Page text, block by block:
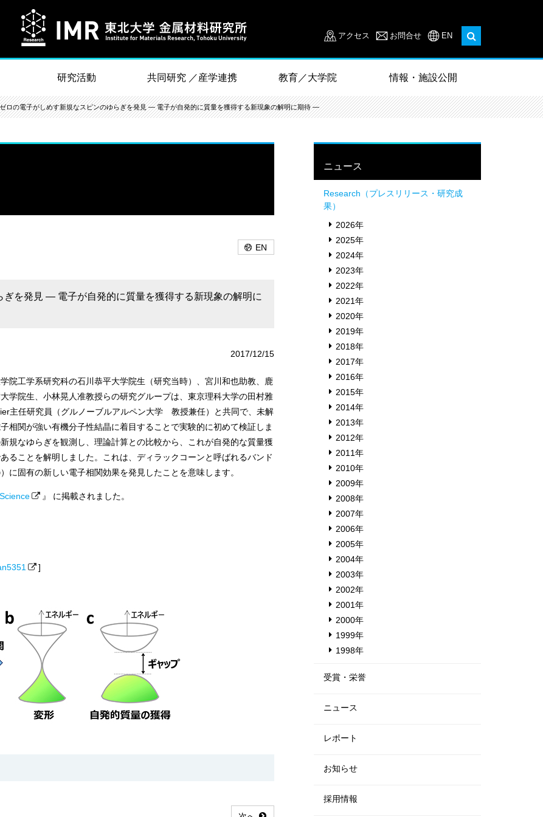
アクセス お問合せ EN
研究活動 共同研究 ／産学連携 教育／大学院 情報・施設公開
ロの電子がしめす新規なスピンのゆらぎを発見 ― 電子が自発的に質量を獲得する新現象の解明に期待 ―
EN
を発見 ― 電子が自発的に質量を獲得する新現象の解明に
2017/12/15
院工学系研究科の石川恭平大学院生（研究当時）、宮川和也助教、鹿
学院生、小林晃人准教授らの研究グループは、東京理科大学の田村雅
主任研究員（グルノーブルアルペン大学 教授兼任）と共同で、未解
相関が強い有機分子性結晶に着目することで実験的に初めて検証しま
規なゆらぎを観測し、理論計算との比較から、これが自発的な質量獲
ることを解明しました。これは、ディラックコーンと呼ばれるバンド
固有の新しい電子相関効果を発見したことを意味します。
Science 』 に掲載されました。
]
ニュース
Research（プレスリリース・研究成
果）
2026年
2025年
2024年
2023年
2022年
2021年
2020年
2019年
2018年
2017年
2016年
2015年
2014年
2013年
2012年
2011年
2010年
2009年
2008年
2007年
2006年
2005年
2004年
2003年
2002年
2001年
2000年
1999年
1998年
受賞・栄誉
ニュース
レポート
お知らせ
採用情報